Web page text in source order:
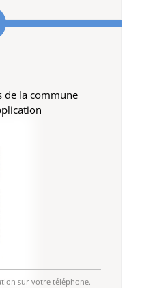
de la commune
sur votre téléphone.